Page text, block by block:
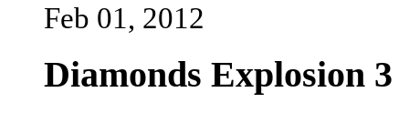
Feb 01, 2012
Diamonds Explosion 3